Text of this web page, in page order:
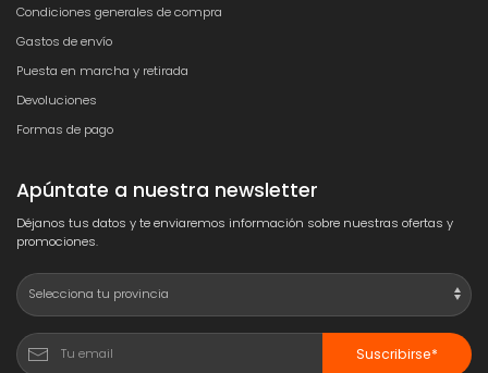
Condiciones generales de compra
Gastos de envío
Puesta en marcha y retirada
Devoluciones
Formas de pago
Apúntate a nuestra newsletter
Déjanos tus datos y te enviaremos información sobre nuestras ofertas y
promociones.
Suscribirse*